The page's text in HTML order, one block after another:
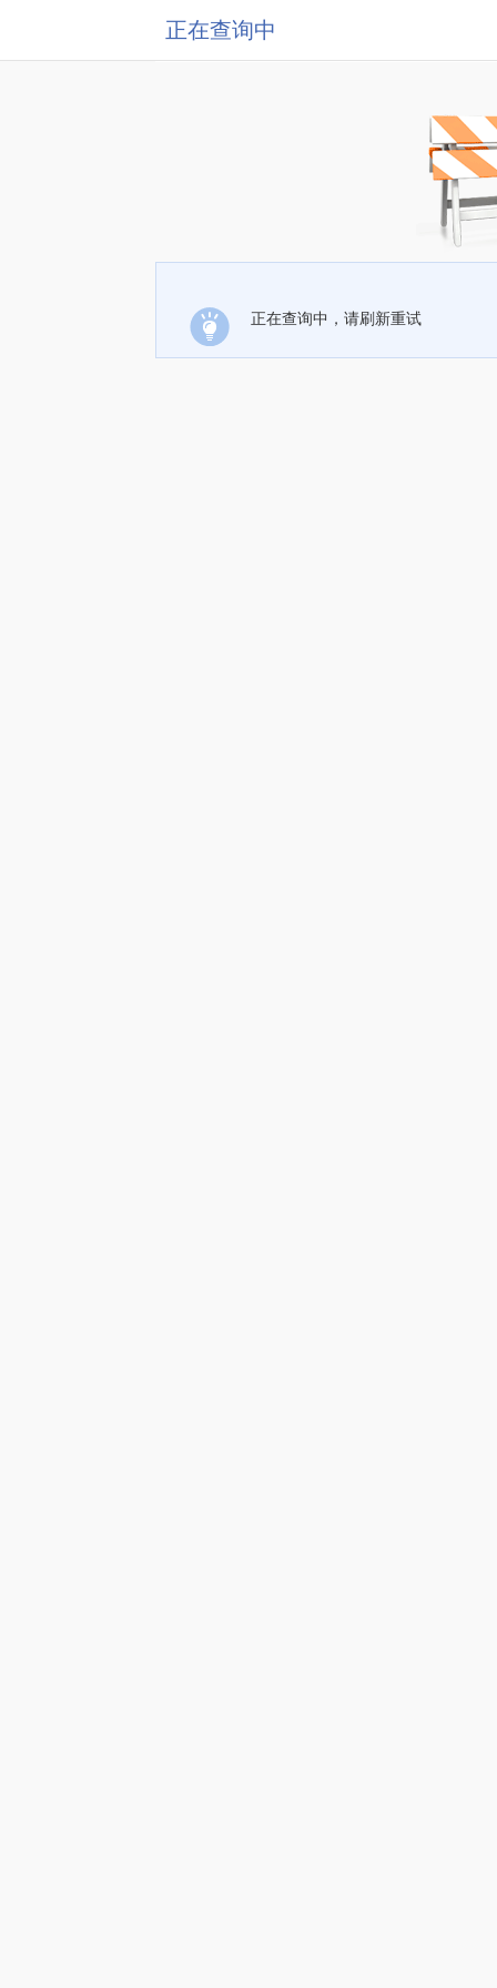
正在查询中
正在查询中，请刷新重试